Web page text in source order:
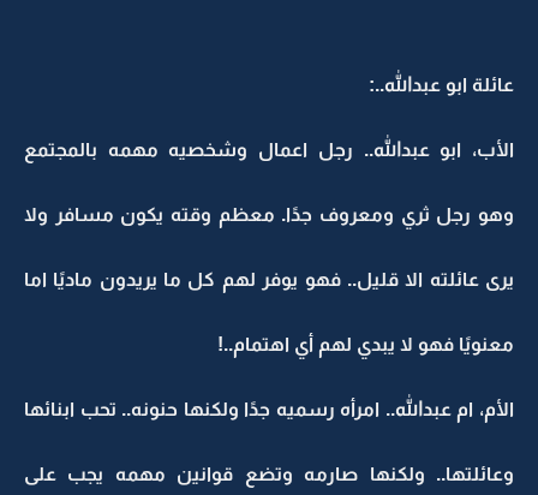
عائلة ابو عبدالله..:
الأب، ابو عبدالله.. رجل اعمال وشخصيه مهمه بالمجتمع
وهو رجل ثري ومعروف جدًا. معظم وقته يكون مسافر ولا
يرى عائلته الا قليل.. فهو يوفر لهم كل ما يريدون ماديًا اما
معنويًا فهو لا يبدي لهم أي اهتمام..!
الأم، ام عبدالله.. امرأه رسميه جدًا ولكنها حنونه.. تحب ابنائها
وعائلتها.. ولكنها صارمه وتضع قوانين مهمه يجب على